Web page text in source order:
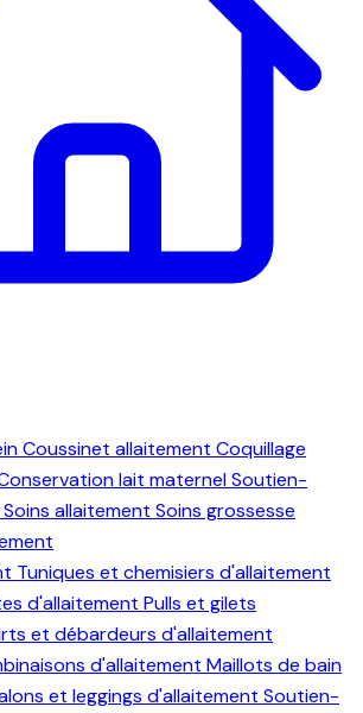
Coussinet allaitement Coquillage
lait maternelSoutien-
Soins allaitement Soins grossesse
Tuniques et chemisiers d'allaitement
d'allaitement Pulls et gilets
et débardeurs d'allaitement
d'allaitement Maillots de bain
et leggings d'allaitement Soutien-